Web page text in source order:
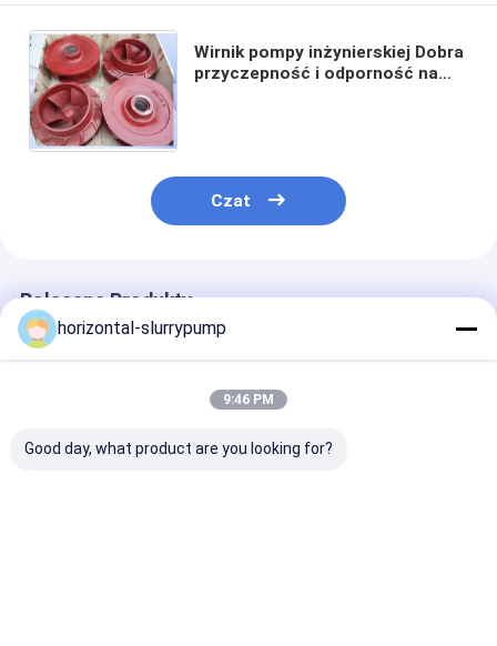
Wirnik pompy inżynierskiej Dobra
przyczepność i odporność na
Czat
Polecane Produkty
horizontal-slurrypump
9:46 PM
Good day, what product are you looking for?